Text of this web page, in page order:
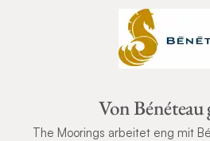
Von Bénéteau
The Moorings arbeitet eng mit